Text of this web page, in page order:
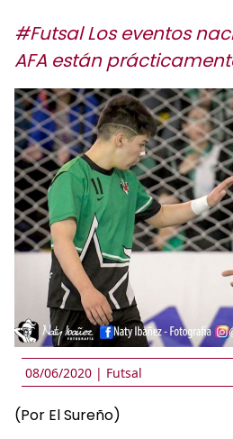
#Futsal Los eventos
AFA están
08/06/2020 | Futsal
(Por El Sureño)